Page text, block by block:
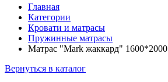
Главная
Категории
Кровати и матрасы
Пружинные матрасы
Матрас "Mark жаккард" 1600*2000
Вернуться в каталог